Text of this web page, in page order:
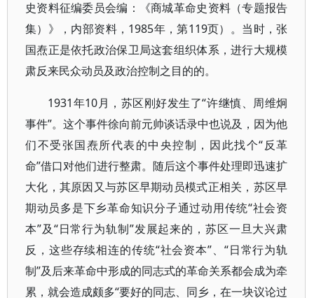
史资料征编委员会编：《商城革命史资料（专题报告
集）》，内部资料，1985年，第119页）。当时，张
国焘正是依托政治保卫局这套组织体系，进行大规模
肃反来民众动员及政治控制之目的的。
1931年10月，苏区刚好发生了“许继慎、周维炯
事件”。这个事件徐向前元帅谈话录中也说及，因为他
们不受张国焘所代表的中央控制，因此找个“反革
命”借口对他们进行整肃。随后这个事件处理即迅速扩
大化，其原因又与苏区早期动员模式正相关，苏区早
期动员多是下乡革命知识分子通过动用传统“社会资
本”及“日常行为轨制”发展起来的，苏区一旦大兴肃
反，这些存续相连的传统“社会资本”、“日常行为轨
制”及后来革命中形成的同志式的革命关系都会成为牵
累，就会造成颇多“要好的同志、同乡，在一块议论过